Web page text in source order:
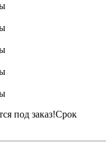
под заказ!Срок